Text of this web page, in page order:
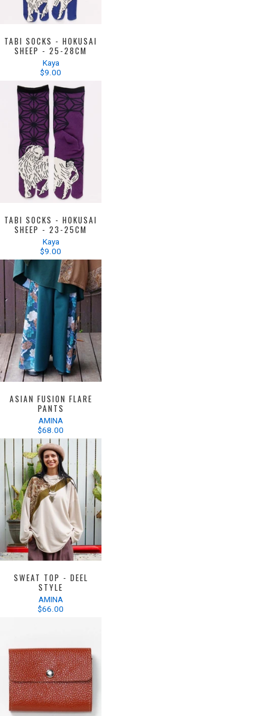
TABI SOCKS - HOKUSAI
SHEEP - 25-28CM
Kaya
$9.00
TABI SOCKS - HOKUSAI
SHEEP - 23-25CM
Kaya
$9.00
ASIAN FUSION FLARE
PANTS
AMINA
$68.00
SWEAT TOP - DEEL
STYLE
AMINA
$66.00